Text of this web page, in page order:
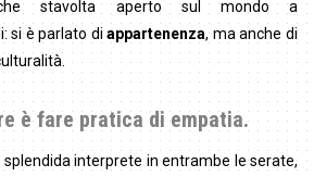
stavolta aperto sul mondo a
si è parlato diappartenenza, ma anche di
è fare pratica di empatia.
splendida interprete in entrambe le serate,